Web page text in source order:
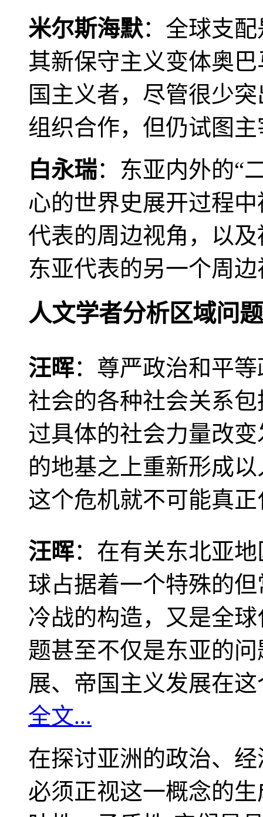
米尔斯海默：全球支
其新保守主义变体奥
国主义者，尽管很少
组织合作，但仍试图
白永瑞：东亚内外的“
心的世界史展开过程
代表的周边视角，以
东亚代表的另一个周
人文学者分析区域问题
汪晖：尊严政治和平
社会的各种社会关系
过具体的社会力量改
的地基之上重新形成
这个危机就不可能真
汪晖：在有关东北亚
球占据着一个特殊的
冷战的构造，又是全
题甚至不仅是东亚的
展、帝国主义发展在
全文...
在探讨亚洲的政治、
必须正视这一概念的